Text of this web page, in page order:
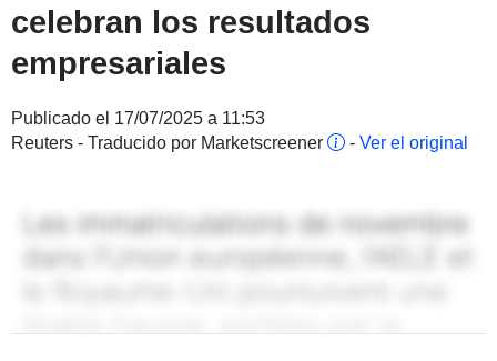
celebran los resultados
empresariales
Publicado el 17/07/2025 a 11:53
Reuters - Traducido por Marketscreener
- Ver el original